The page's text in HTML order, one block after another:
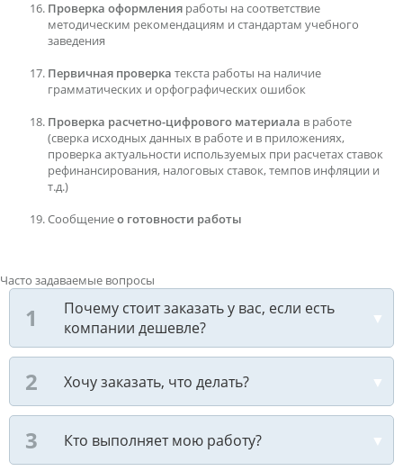
Проверка оформления работы на соответствие
методическим рекомендациям и стандартам учебного
заведения
Первичная проверка текста работы на наличие
грамматических и орфографических ошибок
Проверка расчетно-цифрового материала в работе
(сверка исходных данных в работе и в приложениях,
проверка актуальности используемых при расчетах ставок
рефинансирования, налоговых ставок, темпов инфляции и
т.д.)
Сообщениео готовности работы
Часто задаваемые вопросы
Почему стоит заказать у вас, если есть
компании дешевле?
Хочу заказать, что делать?
Кто выполняет мою работу?